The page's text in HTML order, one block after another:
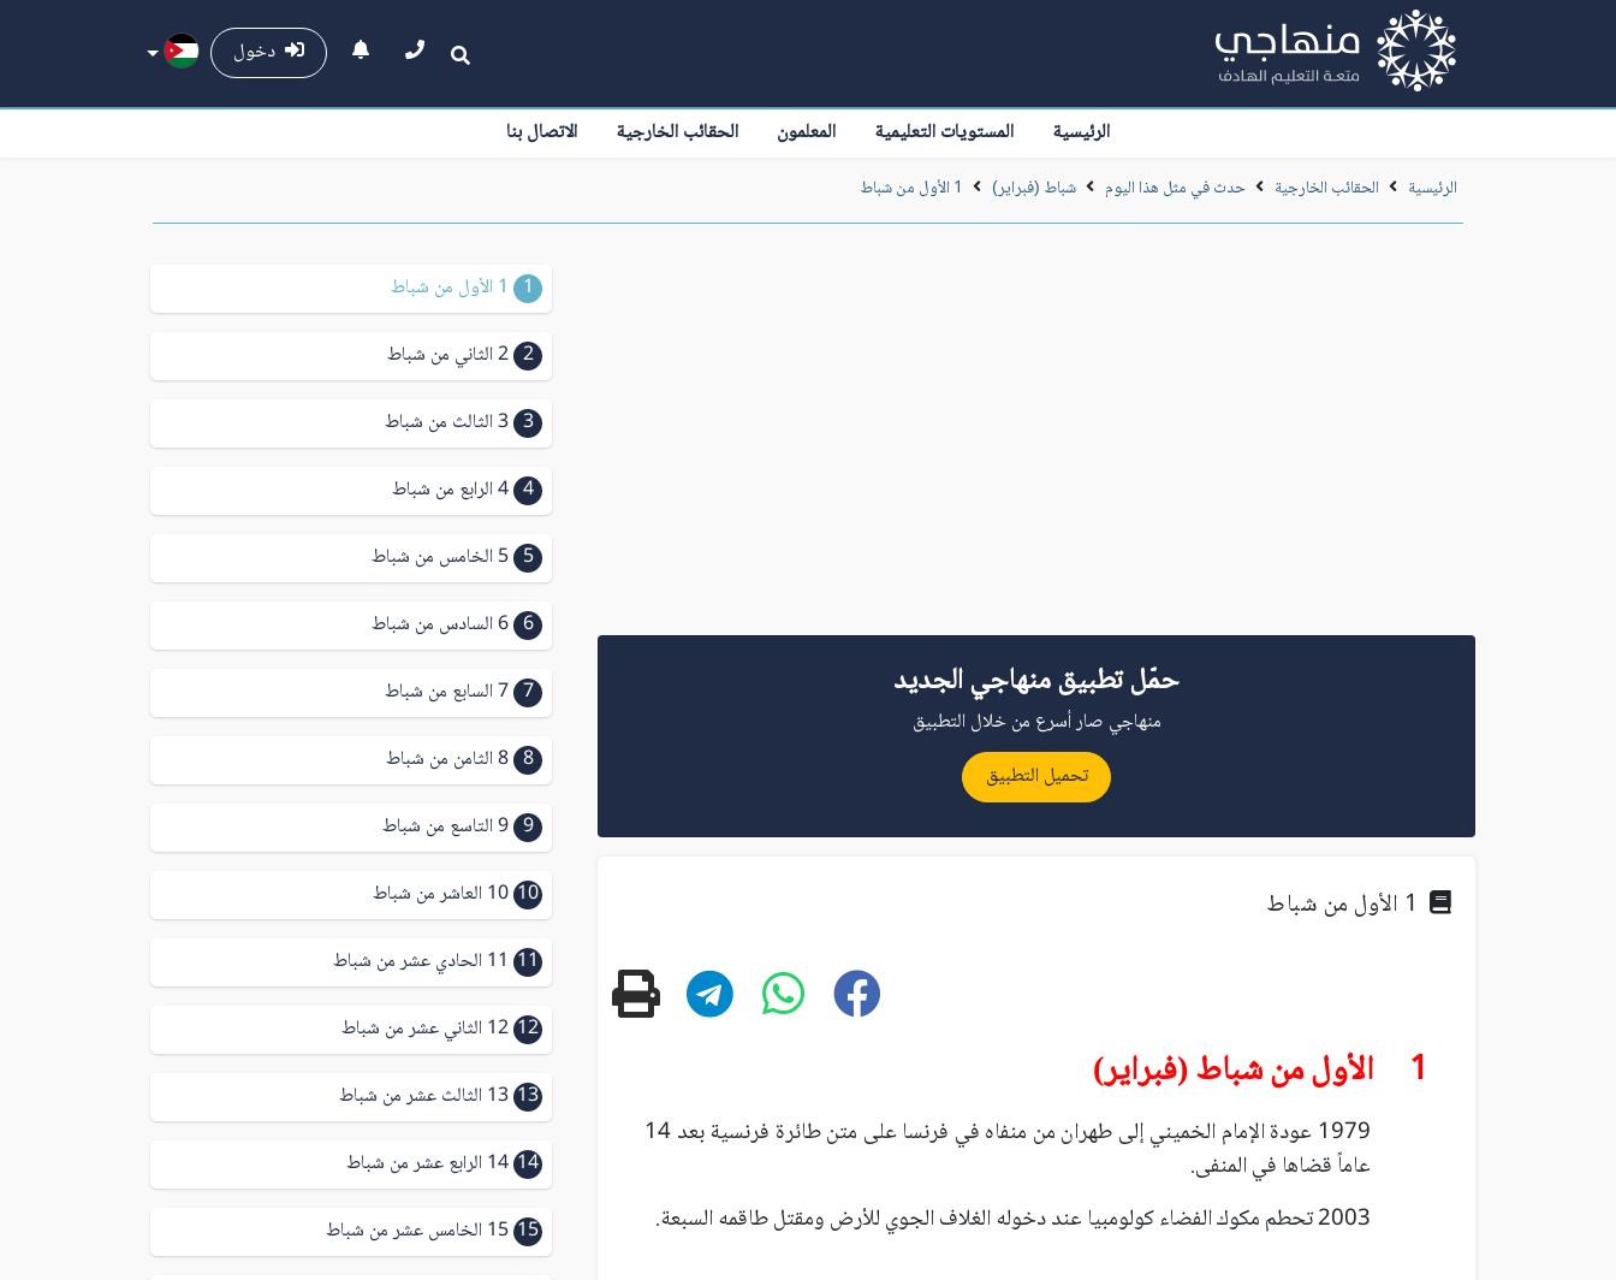
دخول
الرئيسية المستويات التعليمية المعلمون الحقائب الخارجية الاتصال بنا
الرئيسية الحقائب الخارجية حدث في مثل هذا اليوم شباط (فبراير) 1 الأول من شباط
حمّل تطبيق منهاجي الجديد
منهاجي صار أسرع من خلال التطبيق
تحميل التطبيق
1 الأول من شباط (فبراير)
1979 عودة الإمام الخميني إلى طهران من منفاه في فرنسا على متن طائرة فرنسية بعد 14
عاماً قضاها في المنفى.
2003 تحطم مكوك الفضاء كولومبيا عند دخوله الغلاف الجوي للأرض ومقتل طاقمه السبعة.
1 1 الأول من شباط
2 2 الثاني من شباط
3 3 الثالث من شباط
4 4 الرابع من شباط
5 5 الخامس من شباط
6 6 السادس من شباط
7 7 السابع من شباط
8 8 الثامن من شباط
9 9 التاسع من شباط
10 10 العاشر من شباط
11 11 الحادي عشر من شباط
12 12 الثاني عشر من شباط
13 13 الثالث عشر من شباط
14 14 الرابع عشر من شباط
15 15 الخامس عشر من شباط